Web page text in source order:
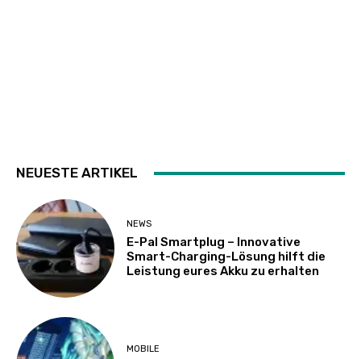
NEUESTE ARTIKEL
NEWS
E-Pal Smartplug – Innovative
Smart-Charging-Lösung hilft die
Leistung eures Akku zu erhalten
MOBILE